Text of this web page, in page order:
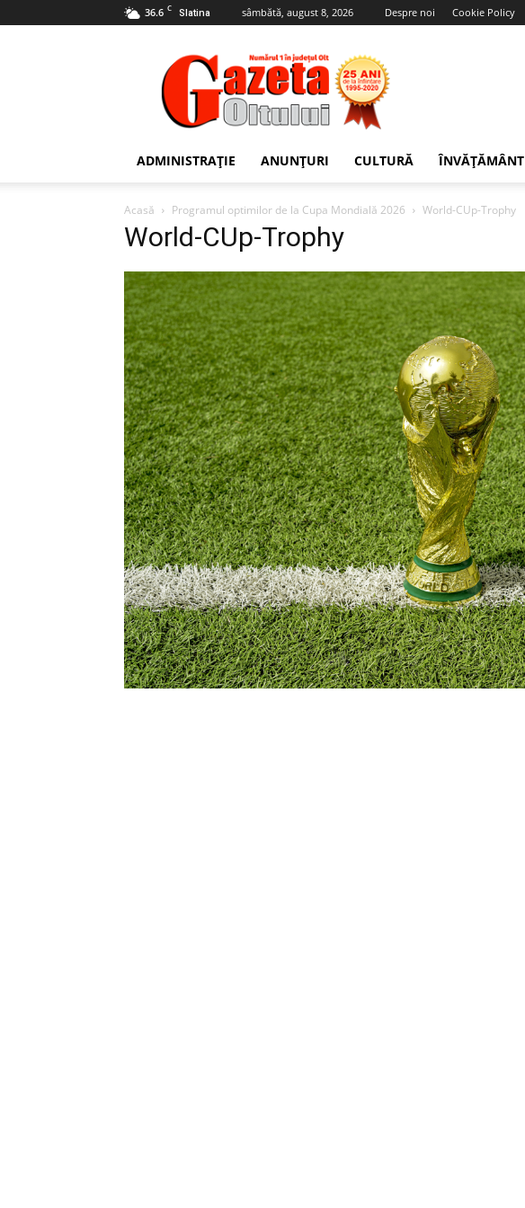
36.6 C Slatina sâmbătă, august 8, 2026 Despre noi Cookie Policy
Gazeta
Oltului
ADMINISTRAȚIE ANUNȚURI CULTURĂ ÎNVĂȚĂMÂNT
Acasă Programul optimilor de la Cupa Mondială 2026 World-CUp-Trophy
World-CUp-Trophy